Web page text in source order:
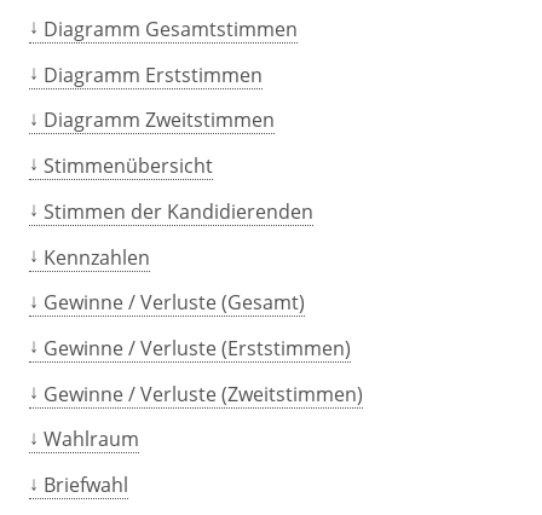
Diagramm Gesamtstimmen
Diagramm Erststimmen
Diagramm Zweitstimmen
Stimmenübersicht
Stimmen der Kandidierenden
Kennzahlen
Gewinne / Verluste (Gesamt)
Gewinne / Verluste (Erststimmen)
Gewinne / Verluste (Zweitstimmen)
Wahlraum
Briefwahl